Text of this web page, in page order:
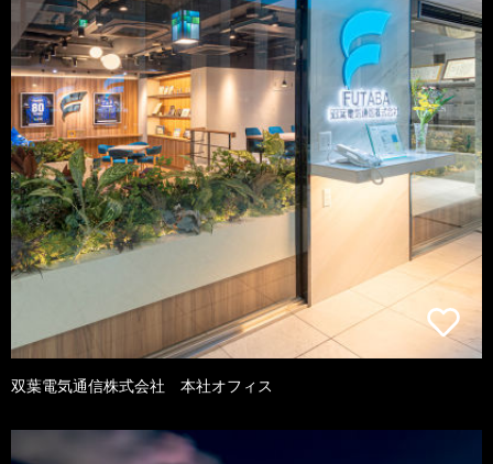
双葉電気通信株式会社 本社オフィス